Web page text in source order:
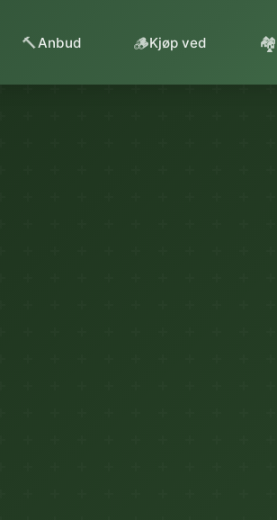
🔨Anbud 🪵Kjøp ved 🏘️